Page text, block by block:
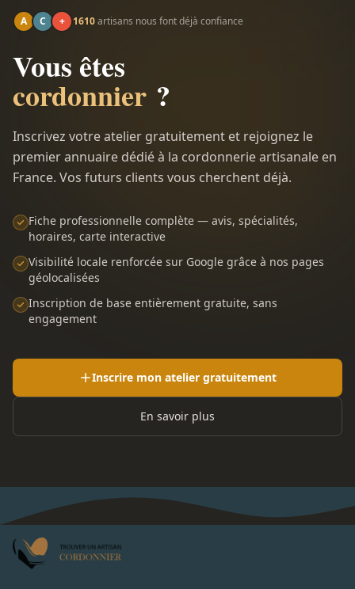
A C + 1610artisans nous font déjà confiance
Vous êtes
cordonnier ?
Inscrivez votre atelier gratuitement et rejoignez le
premier annuaire dédié à la cordonnerie artisanale en
France. Vos futurs clients vous cherchent déjà.
Fiche professionnelle complète — avis, spécialités,
horaires, carte interactive
Visibilité locale renforcée sur Google grâce à nos pages
géolocalisées
Inscription de base entièrement gratuite, sans
engagement
Inscrire mon atelier gratuitement
En savoir plus